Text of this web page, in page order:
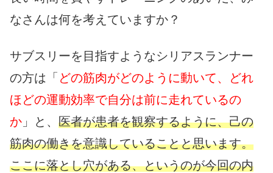
なさんは何を考えていますか？
サブスリーを目指すようなシリアスランナー
の方は「 どの筋肉がどのように動いて、どれ
ほどの運動効率で自分は前に走れているの
か 」と、 医者が患者を観察するように、己の
筋肉の働きを意識していることと思います。
ここに落とし穴がある、というのが今回の内